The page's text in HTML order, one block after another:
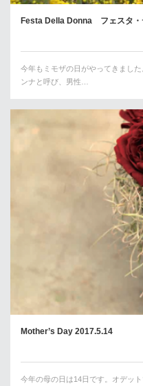
Festa Della Donna フェスタ・
今年もミモザの日がやってきまし
ンナと呼び、男性…
Mother’s Day 2017.5.14
今年の母の日は14日です。オデッ